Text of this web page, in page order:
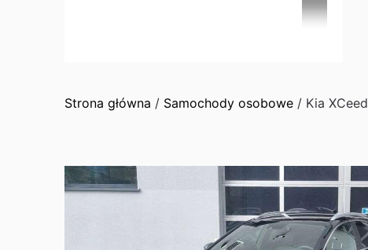
Strona główna / Samochody osobowe / Kia